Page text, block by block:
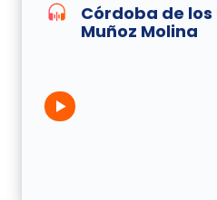
Córdoba de
Muñoz Molina